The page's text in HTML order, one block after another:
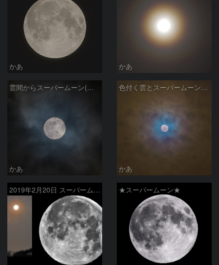
かあ かあ
雲間からスーパームーン(月齢14.63)
かあ
色付く雲とスーパームーン(月齢14.63)
かあ
2019年2月20日 スーパームーン ★スーパームーン★